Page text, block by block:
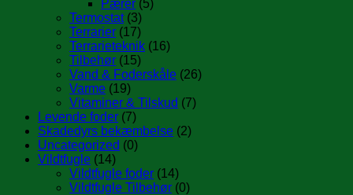
Pærer (5)
Termostat (3)
Terrarier (17)
Terrarieteknik (16)
Tilbehør (15)
Vand & Foderskåle (26)
Varme (19)
Vitaminer & Tilskud (7)
Levende foder (7)
Skadedyrs bekæmbelse (2)
Uncategorized (0)
Vildtfugle (14)
Vildtfugle foder (14)
Vildtfugle Tilbehør (0)